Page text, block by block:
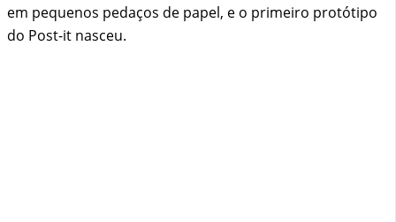
em pequenos pedaços de papel, e o primeiro protótipo
do Post-it nasceu.